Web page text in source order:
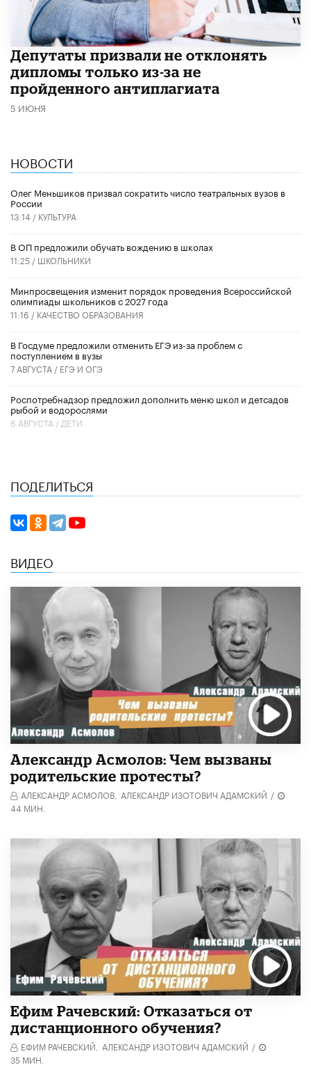
Депутаты призвали не отклонять
дипломы только из-за не
пройденного антиплагиата
5 ИЮНЯ
НОВОСТИ
Олег Меньшиков призвал сократить число театральных вузов в
России
13:14 / КУЛЬТУРА
В ОП предложили обучать вождению в школах
11:25 / ШКОЛЬНИКИ
Минпросвещения изменит порядок проведения Всероссийской
олимпиады школьников с 2027 года
11:16 / КАЧЕСТВО ОБРАЗОВАНИЯ
В Госдуме предложили отменить ЕГЭ из-за проблем с
поступлением в вузы
7 АВГУСТА / ЕГЭ И ОГЭ
Роспотребнадзор предложил дополнить меню школ и детсадов
рыбой и водорослями
6 АВГУСТА / ДЕТИ
ПОДЕЛИТЬСЯ
ВИДЕО
Александр Асмолов: Чем вызваны
родительские протесты?
АЛЕКСАНДР АСМОЛОВ, АЛЕКСАНДР ИЗОТОВИЧ АДАМСКИЙ /
44 МИН.
Ефим Рачевский: Отказаться от
дистанционного обучения?
ЕФИМ РАЧЕВСКИЙ, АЛЕКСАНДР ИЗОТОВИЧ АДАМСКИЙ /
35 МИН.